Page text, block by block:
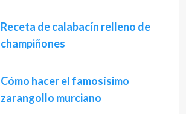
Receta de calabacín relleno de
champiñones
Cómo hacer el famosísimo
zarangollo murciano